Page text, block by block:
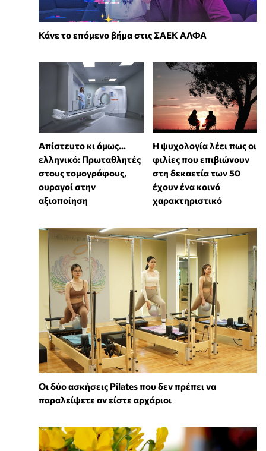
Κάνε το επόμενο βήμα στις ΣΑΕΚ ΑΛΦΑ
Απίστευτο κι όμως...
ελληνικό: Πρωταθλητές
στους τομογράφους,
ουραγοί στην
αξιοποίηση
⁠Η ψυχολογία λέει πως οι
φιλίες που επιβιώνουν
στη δεκαετία των 50
έχουν ένα κοινό
χαρακτηριστικό
Οι δύο ασκήσεις Pilates που δεν πρέπει να
παραλείψετε αν είστε αρχάριοι